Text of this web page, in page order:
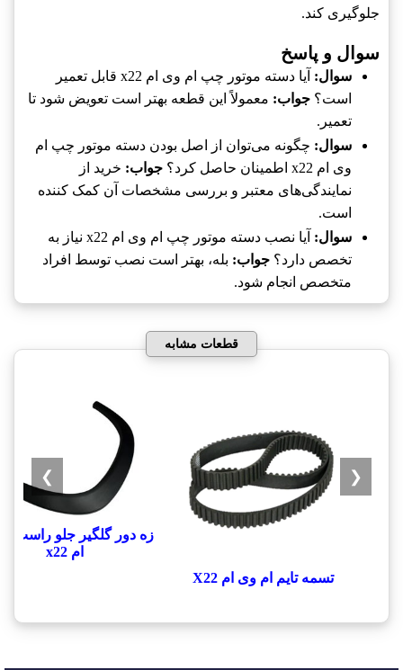
جلوگیری کند.
سوال و پاسخ
سوال:
آیا دسته موتور چپ ام وی ام x22 قابل تعمیر
است؟ جواب: معمولاً این قطعه بهتر است تعویض شود تا
تعمیر.
سوال: چگونه می‌توان از اصل بودن دسته موتور چپ ام
وی ام x22 اطمینان حاصل کرد؟
جواب: خرید از
نمایندگی‌های معتبر و بررسی مشخصات آن کمک کننده
است.
سوال:
آیا نصب دسته موتور چپ ام وی ام x22 نیاز به
تخصص دارد؟ جواب: بله، بهتر است نصب توسط افراد
متخصص انجام شود.
قطعات مشابه
تسمه تایم ام وی ام X22
زه دور گلگیر جلو راست
ام x22
❮
❯